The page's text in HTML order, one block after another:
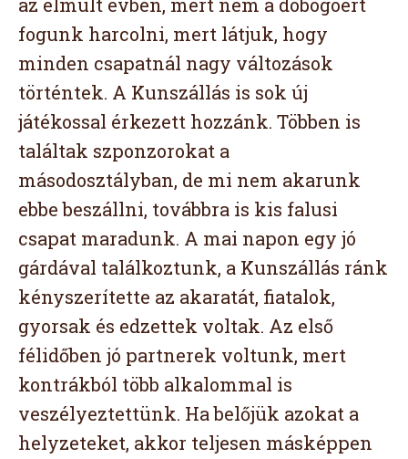
fogunk harcolni, mert látjuk, hogy
minden csapatnál nagy változások
történtek. A Kunszállás is sok új
játékossal érkezett hozzánk. Többen is
találtak szponzorokat a
másodosztályban, de mi nem akarunk
ebbe beszállni, továbbra is kis falusi
csapat maradunk. A mai napon egy jó
gárdával találkoztunk, a Kunszállás ránk
kényszerítette az akaratát, fiatalok,
gyorsak és edzettek voltak. Az első
félidőben jó partnerek voltunk, mert
kontrákból több alkalommal is
veszélyeztettünk. Ha belőjük azokat a
helyzeteket, akkor teljesen másképpen